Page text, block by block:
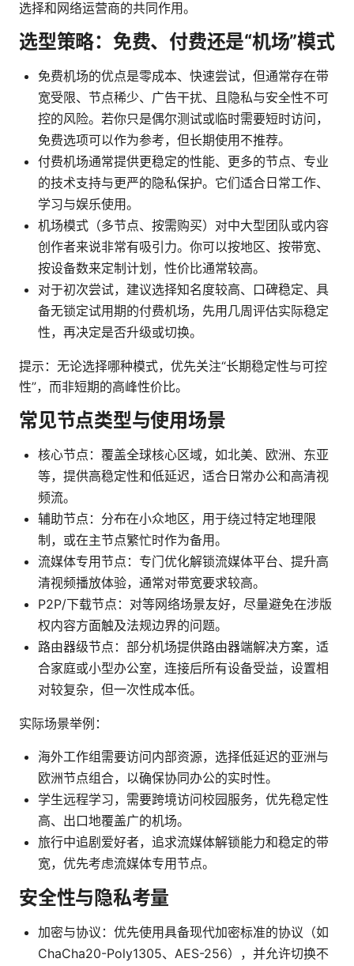
选择和网络运营商的共同作用。
选型策略：免费、付费还是“机场”模式
免费机场的优点是零成本、快速尝试，但通常存在带
宽受限、节点稀少、广告干扰、且隐私与安全性不可
控的风险。若你只是偶尔测试或临时需要短时访问，
免费选项可以作为参考，但长期使用不推荐。
付费机场通常提供更稳定的性能、更多的节点、专业
的技术支持与更严的隐私保护。它们适合日常工作、
学习与娱乐使用。
机场模式（多节点、按需购买）对中大型团队或内容
创作者来说非常有吸引力。你可以按地区、按带宽、
按设备数来定制计划，性价比通常较高。
对于初次尝试，建议选择知名度较高、口碑稳定、具
备无锁定试用期的付费机场，先用几周评估实际稳定
性，再决定是否升级或切换。
提示：无论选择哪种模式，优先关注“长期稳定性与可控
性”，而非短期的高峰性价比。
常见节点类型与使用场景
核心节点：覆盖全球核心区域，如北美、欧洲、东亚
等，提供高稳定性和低延迟，适合日常办公和高清视
频流。
辅助节点：分布在小众地区，用于绕过特定地理限
制，或在主节点繁忙时作为备用。
流媒体专用节点：专门优化解锁流媒体平台、提升高
清视频播放体验，通常对带宽要求较高。
P2P/下载节点：对等网络场景友好，尽量避免在涉版
权内容方面触及法规边界的问题。
路由器级节点：部分机场提供路由器端解决方案，适
合家庭或小型办公室，连接后所有设备受益，设置相
对较复杂，但一次性成本低。
实际场景举例：
海外工作组需要访问内部资源，选择低延迟的亚洲与
欧洲节点组合，以确保协同办公的实时性。
学生远程学习，需要跨境访问校园服务，优先稳定性
高、出口地覆盖广的机场。
旅行中追剧爱好者，追求流媒体解锁能力和稳定的带
宽，优先考虑流媒体专用节点。
安全性与隐私考量
加密与协议：优先使用具备现代加密标准的协议（如
ChaCha20-Poly1305、AES-256），并允许切换不